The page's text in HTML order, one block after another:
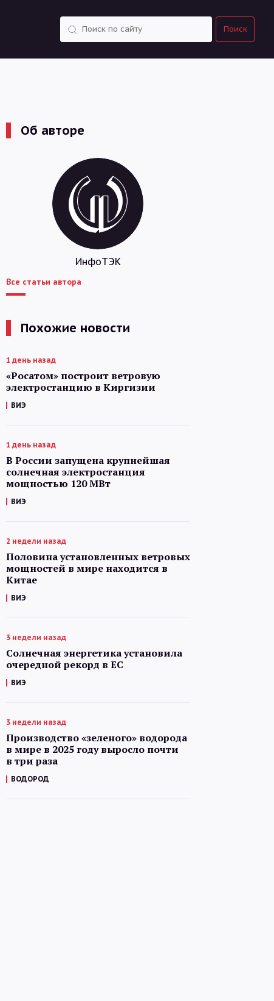
Поиск
Об авторе
ИнфоТЭК
Все статьи автора
Похожие новости
1 день назад
«Росатом» построит ветровую
электростанцию в Киргизии
ВИЭ
1 день назад
В России запущена крупнейшая
солнечная электростанция
мощностью 120 МВт
ВИЭ
2 недели назад
Половина установленных ветровых
мощностей в мире находится в
Китае
ВИЭ
3 недели назад
Солнечная энергетика установила
очередной рекорд в ЕС
ВИЭ
3 недели назад
Производство «зеленого» водорода
в мире в 2025 году выросло почти
в три раза
ВОДОРОД